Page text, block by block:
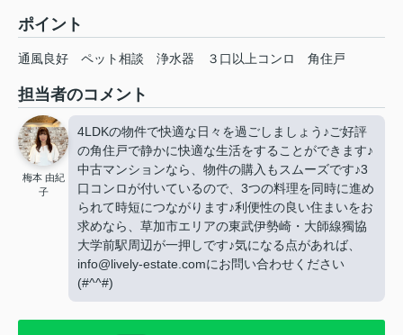
ポイント
通風良好 ペット相談 浄水器 ３口以上コンロ 角住戸
担当者のコメント
梅本 由紀
子
4LDKの物件で快適な日々を過ごしましょう♪ご好評
の角住戸で静かに快適な生活をすることができます♪
中古マンションなら、物件の購入もスムーズです♪3
口コンロが付いているので、3つの料理を同時に進め
られて時短につながります♪利便性の良い住まいをお
求めなら、草加市エリアの東武伊勢崎・大師線獨協
大学前駅周辺が一押しです♪気になる点があれば、
info@lively-estate.comにお問い合わせください
(#^^#)